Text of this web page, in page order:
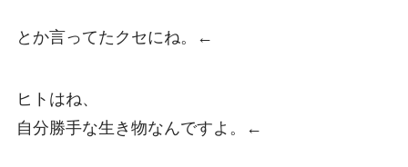
とか言ってたクセにね。←
ヒトはね、
自分勝手な生き物なんですよ。←